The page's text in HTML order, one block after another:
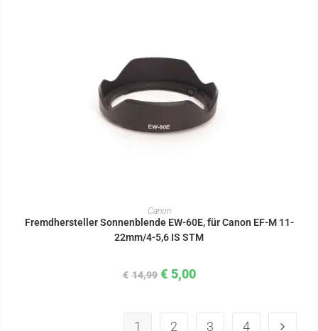
IN DEN WARENKORB
Canon
Fremdhersteller Sonnenblende EW-60E, für Canon EF-M 11-
22mm/4-5,6 IS STM
€ 14,99 € 5,00
1 2 3 4